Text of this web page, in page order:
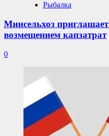
Рыбалка
Минсельхоз
возмещением капзатрат
0